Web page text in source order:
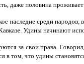
даже половина
наследие среди
Удины начинают
за свои права.
том, что удины